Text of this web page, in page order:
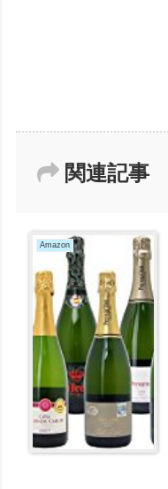
関連記事
Amazon